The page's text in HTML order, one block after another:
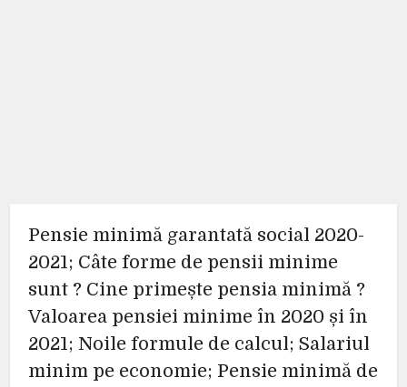
Pensie minimă garantată social 2020-
2021; Câte forme de pensii minime
sunt ? Cine primește pensia minimă ?
Valoarea pensiei minime în 2020 și în
2021; Noile formule de calcul; Salariul
minim pe economie; Pensie minimă de